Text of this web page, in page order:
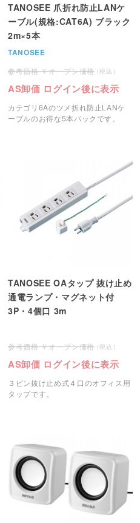
TANOSEE 爪折れ防止LANケ
ーブル(規格:CAT6A) ブラック
2m×5本
TANOSEE
オープン価格
AS卸価 ログイン後に表示
カテゴリ6Aのツメ折れ防止LANケ
ーブルのお得な5本パックです。
TANOSEE OAタップ 抜け止め
通電ランプ・マグネット付
3P・4個口 3m
オープン価格
AS卸価 ログイン後に表示
３ピン抜け止め式４口のオフィス用
タップです。